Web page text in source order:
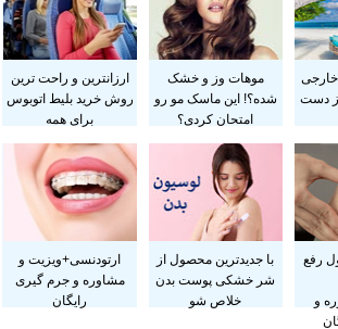
خارجی
دست
موهات وز و خشک
شده؟! این ماسک مو رو
امتحان کردی؟
ارزانترین و راحت ترین
روش خرید بلیط اتوبوس
برای همه
رفع
و
با جدیدترین محصول از
شر خشکی پوست بدن
خلاص شو
ارتودنسی+ویزیت و
مشاوره و جرم گیری
رایگان